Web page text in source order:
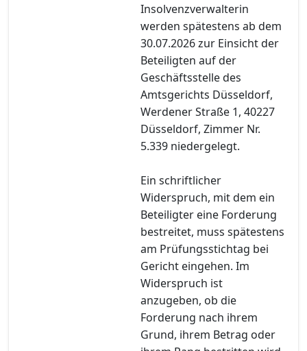
Insolvenzverwalterin
werden spätestens ab dem
30.07.2026 zur Einsicht der
Beteiligten auf der
Geschäftsstelle des
Amtsgerichts Düsseldorf,
Werdener Straße 1, 40227
Düsseldorf, Zimmer Nr.
5.339 niedergelegt.
Ein schriftlicher
Widerspruch, mit dem ein
Beteiligter eine Forderung
bestreitet, muss spätestens
am Prüfungsstichtag bei
Gericht eingehen. Im
Widerspruch ist
anzugeben, ob die
Forderung nach ihrem
Grund, ihrem Betrag oder